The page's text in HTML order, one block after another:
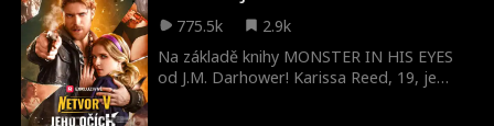
tím maskovaným mužem, ale varuje ji, že
se k němu kvůli ochraně nastěhovala. Proč
se muž, který jí zlomil srdce, najednou
775.5k
2.9k
Na základě knihy MONSTER IN HIS EYES
od J.M. Darhower! Karissa Reed, 19, je